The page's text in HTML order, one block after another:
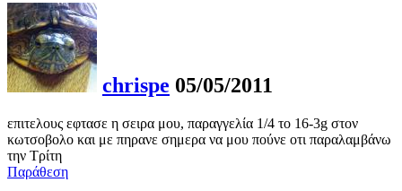
chrispe 05/05/2011
επιτελους εφτασε η σειρα μου, παραγγελία 1/4 το 16-3g στον
κωτσοβολο και με πηρανε σημερα να μου πούνε οτι παραλαμβάνω
την Τρίτη
Παράθεση